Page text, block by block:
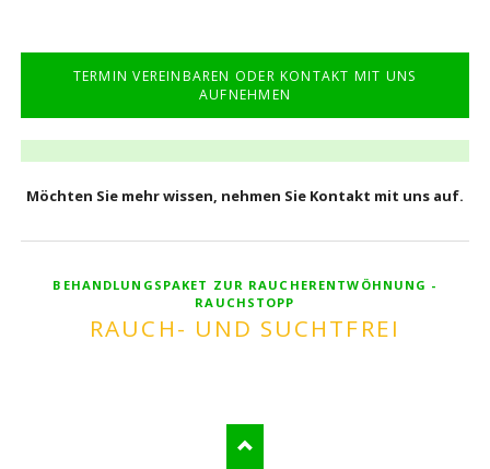
TERMIN VEREINBAREN ODER KONTAKT MIT UNS
AUFNEHMEN
Möchten Sie mehr wissen, nehmen Sie Kontakt mit uns auf.
BEHANDLUNGSPAKET ZUR RAUCHERENTWÖHNUNG -
RAUCHSTOPP
RAUCH- UND SUCHTFREI